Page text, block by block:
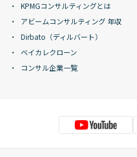
KPMGコンサルティングとは
アビームコンサルティング 年収
Dirbato（ディルバート）
ベイカレクローン
コンサル企業一覧